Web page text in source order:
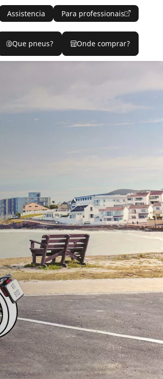
Assistencia Para professionais
Que pneus? Onde comprar?